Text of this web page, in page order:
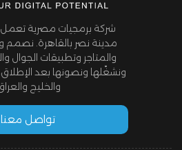
مدينة نصر بالقاهرة. نصمم
والمتاجر وتطبيقات الجوال
ونشغّلها ونصونها بعد
والخليج
تواصل معنا